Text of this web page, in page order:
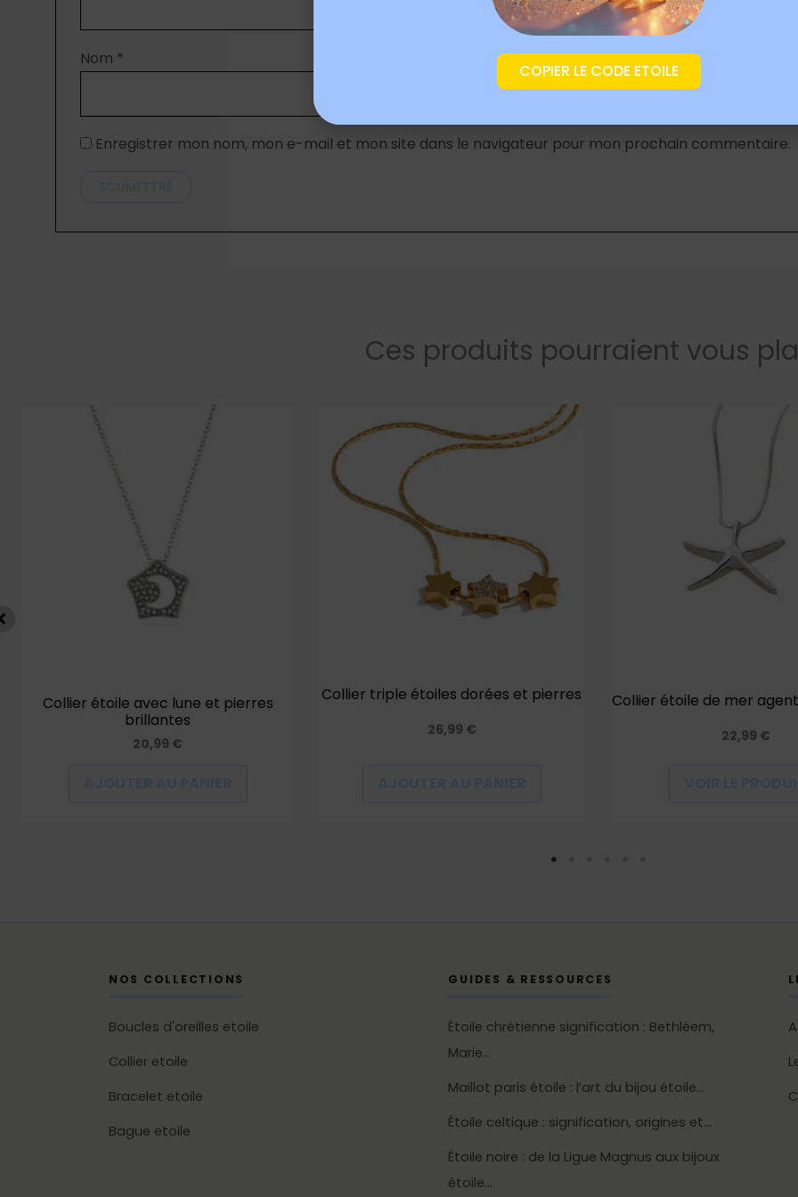
Nom * E-mail*
Enregistrer mon nom, mon e-mail et mon site dans le navigateur pour mon prochain commentaire.
Ces produits pourraient vous
Collier étoile avec lune et pierres
brillantes
20,99 €
Collier triple étoiles dorées et pierres
26,99 €
Collier étoile de mer
22,99 €
NOS COLLECTIONS
Boucles d'oreilles etoile
Collier etoile
Bracelet etoile
Bague etoile
GUIDES & RESSOURCES
Étoile chrétienne signification : Bethléem,
Marie…
Maillot paris étoile : l’art du bijou étoile…
Étoile celtique : signification, origines et…
Étoile noire : de la Ligue Magnus aux bijoux
étoile…
COPIER LE CODE ETOILE